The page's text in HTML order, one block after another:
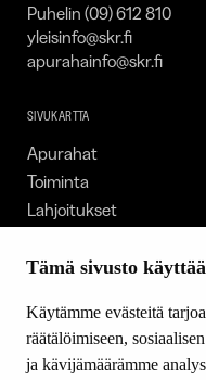
Tämä sivusto
Käytämme evästeitä
räätälöimiseen,
ja kävijämäärämme
Puhelin (09) 612 810
yleisinfo@skr.fi
apurahainfo@skr.fi
SIVUKARTTA
Apurahat
Toiminta
Lahjoitukset
Ajankohtaista
Yhteystiedot